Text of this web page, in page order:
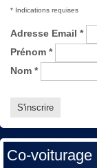
* Indications requises
Adresse Email *
Prénom *
Nom *
Co-voiturage